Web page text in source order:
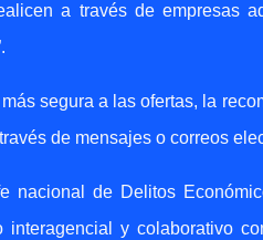
a través de empresas
segura a las ofertas, la
de mensajes o correos
nacional de Delitos
interagencial y colaborativo